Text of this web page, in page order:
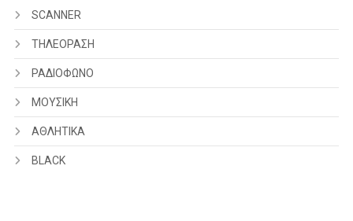
SCANNER
ΤΗΛΕΟΡΑΣΗ
ΡΑΔΙΟΦΩΝΟ
ΜΟΥΣΙΚΗ
ΑΘΛΗΤΙΚΑ
BLACK